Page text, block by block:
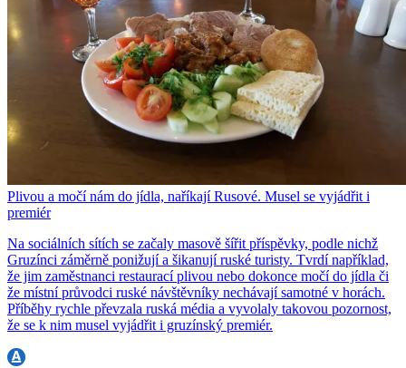
Plivou a močí nám do jídla, naříkají Rusové. Musel se vyjádřit i
premiér
Na sociálních sítích se začaly masově šířit příspěvky, podle nichž
Gruzínci záměrně ponižují a šikanují ruské turisty. Tvrdí například,
že jim zaměstnanci restaurací plivou nebo dokonce močí do jídla či
že místní průvodci ruské návštěvníky nechávají samotné v horách.
Příběhy rychle převzala ruská média a vyvolaly takovou pozornost,
že se k nim musel vyjádřit i gruzínský premiér.